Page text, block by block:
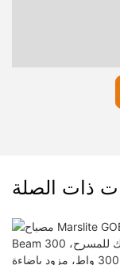
ذات الصلة